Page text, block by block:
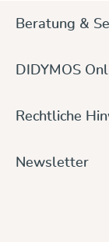
Beratung &
DIDYMOS
Rechtliche
Newsletter